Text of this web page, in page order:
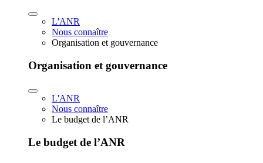
L'ANR
Nous connaître
Organisation et gouvernance
Organisation et gouvernance
L'ANR
Nous connaître
Le budget de l’ANR
Le budget de l’ANR